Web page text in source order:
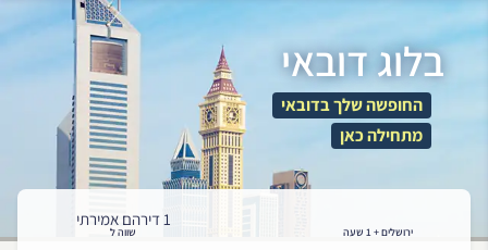
בלוג דובאי
החופשה שלך בדובאי
מתחילה כאן
ירושלים + 1 שעה
1 דירהם אמירתי
שווה ל